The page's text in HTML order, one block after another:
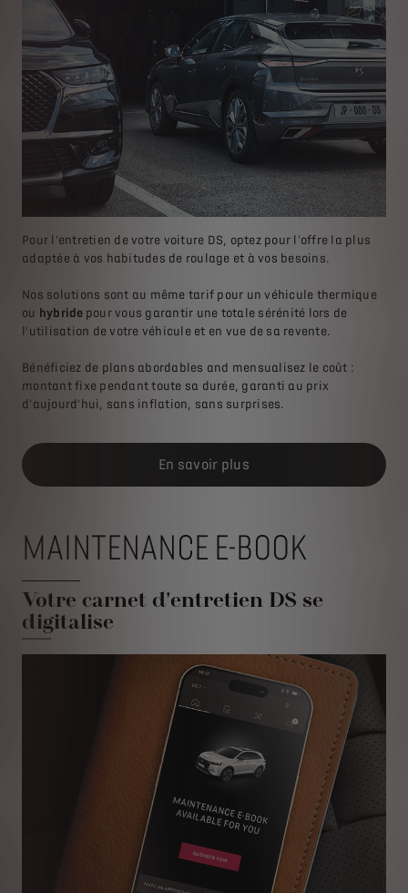
Pour l'entretien de votre voiture DS, optez pour l'offre la plus
adaptée à vos habitudes de roulage et à vos besoins.
Nos solutions sont au même tarif pour un véhicule thermique
ou hybride pour vous garantir une totale sérénité lors de
l'utilisation de votre véhicule et en vue de sa revente.
Bénéficiez de plans abordables and mensualisez le coût :
montant fixe pendant toute sa durée, garanti au prix
d'aujourd'hui, sans inflation, sans surprises.
En savoir plus
MAINTENANCE E-BOOK
Votre carnet d'entretien DS se
digitalise